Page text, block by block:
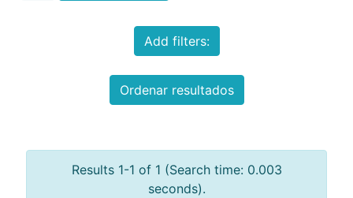
Add filters:
Ordenar resultados
Results 1-1 of 1 (Search time: 0.003
seconds).